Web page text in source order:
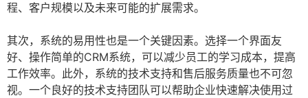
程、客户规模以及未来可能的扩展需求。
其次，系统的易用性也是一个关键因素。选择一个界面友
好、操作简单的CRM系统，可以减少员工的学习成本，提高
工作效率。此外，系统的技术支持和售后服务质量也不可忽
视。一个良好的技术支持团队可以帮助企业快速解决使用过